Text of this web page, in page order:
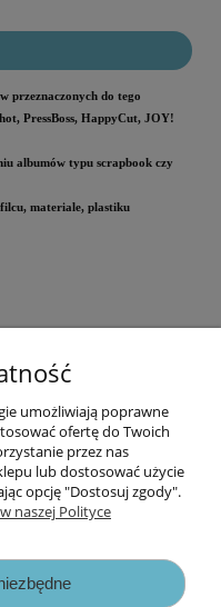
przeznaczonych do tego
PressBoss, HappyCut, JOY!
albumów typu scrapbook czy
materiale, plastiku
umożliwiają poprawne
ofertę do Twoich
przez nas
lub dostosować użycie
opcję "Dostosuj zgody".
naszej Polityce